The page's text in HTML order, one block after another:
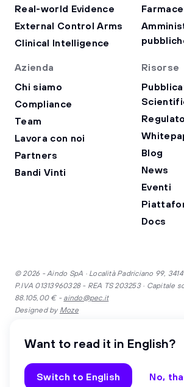
Real-world Evidence
External Control Arms
Clinical Intelligence
Azienda
Chi siamo
Compliance
Team
Lavora con noi
Partners
Bandi Vinti
Risorse
Blog
News
Eventi
Docs
© 2026 - Aindo SpA · Località Padriciano 99,
P.IVA 01313960328 - REA TS 203253 · Capitale
88.105,00 € - aindo@pec.it
Designed by Moze
Security PrivacyCookieGender equality
Want to read it in English?
Switch to English No,